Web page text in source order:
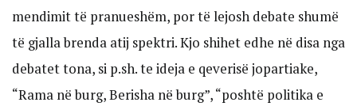
mendimit të pranueshëm, por të lejosh debate shumë
të gjalla brenda atij spektri. Kjo shihet edhe në disa nga
debatet tona, si p.sh. te ideja e qeverisë jopartiake,
“Rama në burg, Berisha në burg”, “poshtë politika e